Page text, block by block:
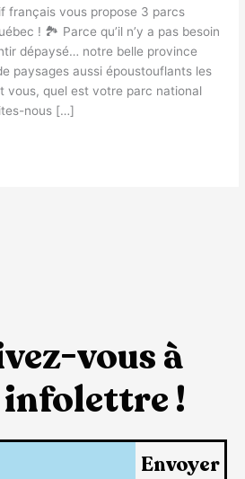
français vous propose 3 parcs
! 🏞 Parce qu’il n’y a pas besoin
dépaysé… notre belle province
paysages aussi époustouflants les
vous, quel est votre parc national
nous […]
vous à
!
Envoyer